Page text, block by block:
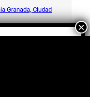
Granada, Ciudad